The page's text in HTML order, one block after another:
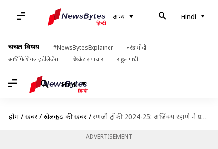
अन्य Hindi
चर्चित विषय #NewsBytesExplainer
नरेंद्र मोदी
आर्टिफिशियल इंटेलिजेंस
क्रिकेट समाचार राहुल गांधी
Hindi
होम / खबरें / खेलकूद की खबरें / रणजी ट्रॉफी 2024-25: अजिंक्य रहाणे ने प्रथम श्रेणी में अपने 14,000 रन पूरे किए, जानिए आंकड़े
ADVERTISEMENT